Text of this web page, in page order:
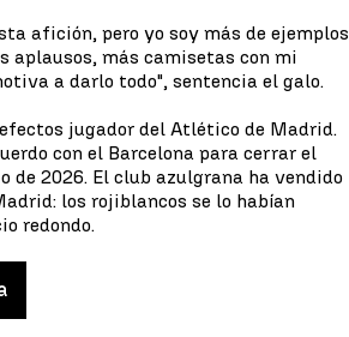
afición, pero yo soy más de ejemplos
aplausos, más camisetas con mi
a darlo todo", sentencia el galo.
jugador del Atlético de Madrid.
con el Barcelona para cerrar el
2026. El club azulgrana ha vendido
los rojiblancos se lo habían
redondo.